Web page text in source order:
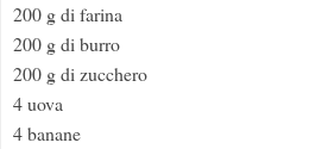
200 g di farina
200 g di burro
200 g di zucchero
4 uova
4 banane